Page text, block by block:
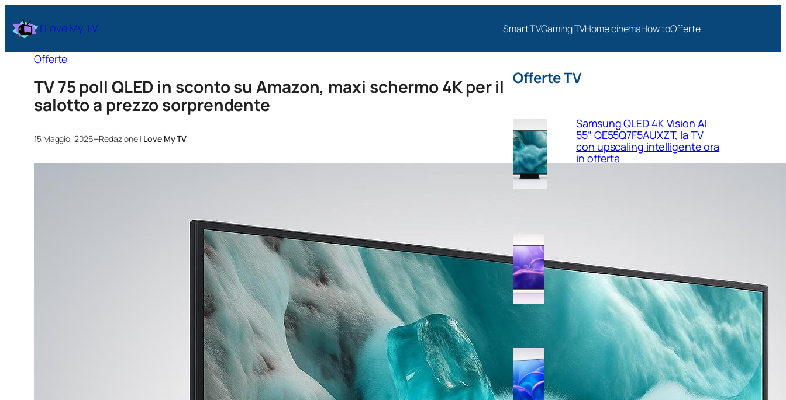
I Love My TV Smart TVGaming TVHome cinemaHow toOfferte
Offerte
TV 75 poll QLED in sconto su Amazon, maxi schermo 4K per il
salotto a prezzo sorprendente
15 Maggio, 2026–RedazioneI Love My TV
Offerte TV
Samsung QLED 4K Vision AI
55” QE55Q7F5AUXZT, la TV
con upscaling intelligente ora
in offerta
sottile e luminosa in forte
sconto su Amazon
Samsung Crystal UHD 4K 55”
UE55U7000FUXZT, smart TV
2025 perfetta per il salotto a
prezzo ribassato